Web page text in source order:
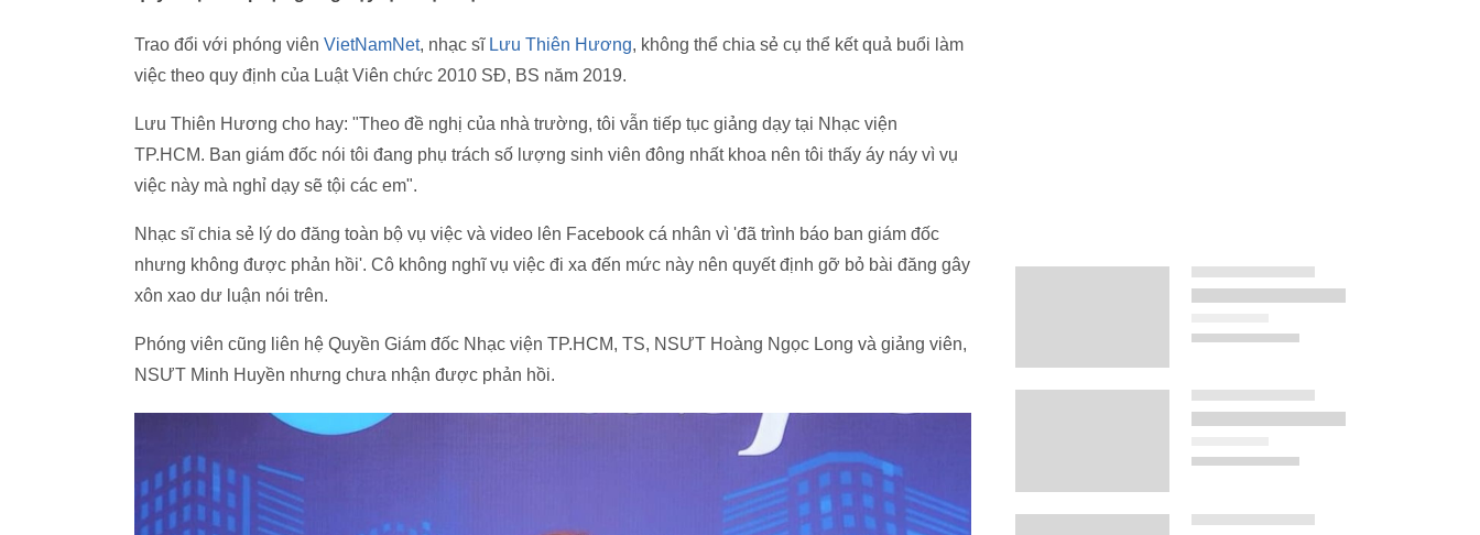
Trao đổi với phóng viên VietNamNet, nhạc sĩ Lưu Thiên Hương, không thể chia sẻ cụ thể kết quả buổi làm
việc theo quy định của Luật Viên chức 2010 SĐ, BS năm 2019.
Lưu Thiên Hương cho hay: "Theo đề nghị của nhà trường, tôi vẫn tiếp tục giảng dạy tại Nhạc viện
TP.HCM. Ban giám đốc nói tôi đang phụ trách số lượng sinh viên đông nhất khoa nên tôi thấy áy náy vì vụ
việc này mà nghỉ dạy sẽ tội các em".
Nhạc sĩ chia sẻ lý do đăng toàn bộ vụ việc và video lên Facebook cá nhân vì 'đã trình báo ban giám đốc
nhưng không được phản hồi'. Cô không nghĩ vụ việc đi xa đến mức này nên quyết định gỡ bỏ bài đăng gây
xôn xao dư luận nói trên.
Phóng viên cũng liên hệ Quyền Giám đốc Nhạc viện TP.HCM, TS, NSƯT Hoàng Ngọc Long và giảng viên,
NSƯT Minh Huyền nhưng chưa nhận được phản hồi.